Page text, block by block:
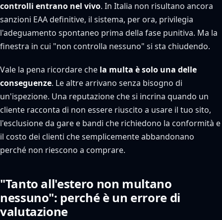
controlli entrano nel vivo. In Italia non risultano ancora
sanzioni EAA definitive, il sistema, per ora, privilegia
l'adeguamento spontaneo prima della fase punitiva. Ma la
finestra in cui "non controlla nessuno" si sta chiudendo.
Vale la pena ricordare che la multa è solo una delle
conseguenze. Le altre arrivano senza bisogno di
un'ispezione. Una reputazione che si incrina quando un
cliente racconta di non essere riuscito a usare il tuo sito,
l'esclusione da gare e bandi che richiedono la conformità e
il costo dei clienti che semplicemente abbandonano
perché non riescono a comprare.
"Tanto all'estero non multano
nessuno": perché è un errore di
valutazione